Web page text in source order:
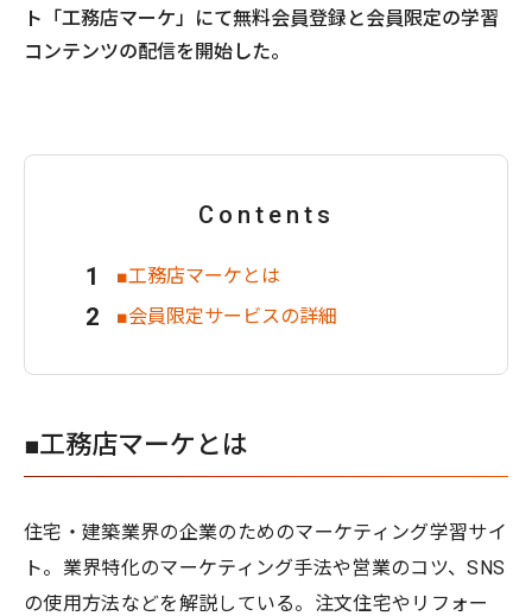
ト「工務店マーケ」にて無料会員登録と会員限定の学習
コンテンツの配信を開始した。
Contents
■工務店マーケとは
■会員限定サービスの詳細
■工務店マーケとは
住宅・建築業界の企業のためのマーケティング学習サイ
ト。業界特化のマーケティング手法や営業のコツ、SNS
の使用方法などを解説している。注文住宅やリフォー